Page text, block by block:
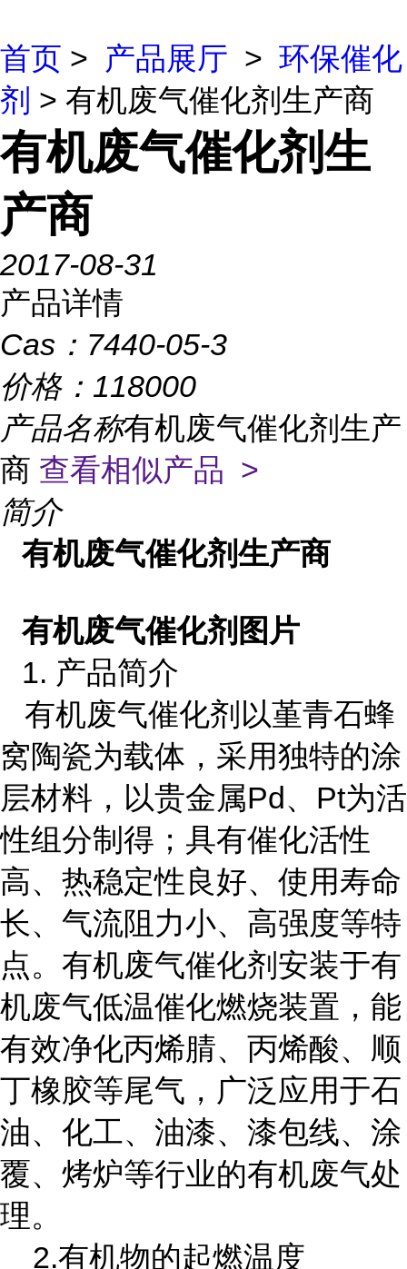
首页 > 产品展厅 > 环保催化
剂 > 有机废气催化剂生产商
有机废气催化剂生
产商
2017-08-31
产品详情
Cas： 7440-05-3
价格： 118000
产品名称有机废气催化剂生产
商 查看相似产品 >
简介
有机废气催化剂生产商
有机废气催化剂图片
1. 产品简介
有机废气催化剂以堇青石蜂
窝陶瓷为载体，采用独特的涂
层材料，以贵金属Pd、Pt为活
性组分制得；具有催化活性
高、热稳定性良好、使用寿命
长、气流阻力小、高强度等特
点。有机废气催化剂安装于有
机废气低温催化燃烧装置，能
有效净化丙烯腈、丙烯酸、顺
丁橡胶等尾气，广泛应用于石
油、化工、油漆、漆包线、涂
覆、烤炉等行业的有机废气处
理。
2.有机物的起燃温度